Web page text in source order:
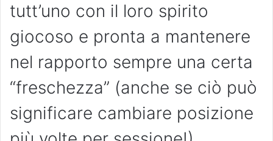
tutt’uno con il loro spirito
giocoso e pronta a mantenere
nel rapporto sempre una certa
“freschezza” (anche se ciò può
significare cambiare posizione